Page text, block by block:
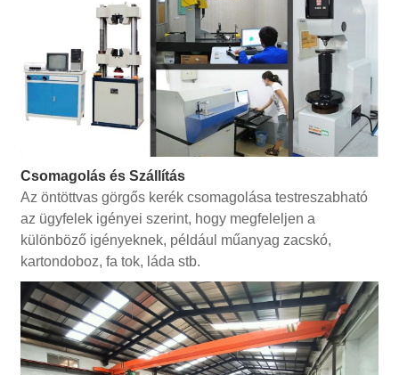
Csomagolás és Szállítás
Az öntöttvas görgős kerék csomagolása testreszabható
az ügyfelek igényei szerint, hogy megfeleljen a
különböző igényeknek, például műanyag zacskó,
kartondoboz, fa tok, láda stb.